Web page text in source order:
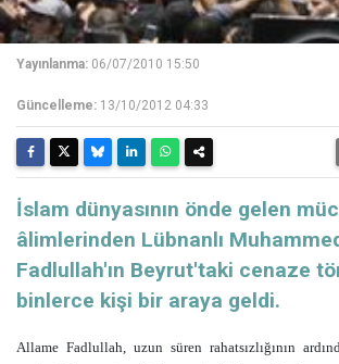
Yayınlanma: 06/07/2010 15:50
Güncelleme: 13/10/2012 04:33
İslam dünyasının önde gelen
âlimlerinden Lübnanlı
Fadlullah'ın Beyrut'taki cenaze
binlerce kişi bir araya geldi.
Allame Fadlullah, uzun süren rahatsızlığının